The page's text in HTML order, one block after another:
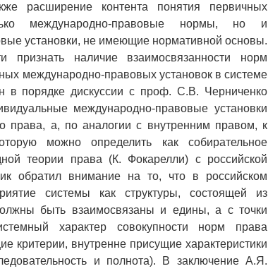
расширение контента понятия первичных
международно-правовые нормы, но и
установки, не имеющие нормативной основы.
признать наличие взаимосвязанности норм
международно-правовых установок в системе
в порядке дискуссии с проф. С.В. Черниченко
международно-правовые установки
права, а, по аналогии с внутренним правом, к
можно определить как собирательное
теории права (К. Фокарелли) с российской
обратил внимание на то, что в российском
системы как структуры, состоящей из
быть взаимосвязаны и едины, а с точки
характер совокупности норм права
критерии, внутренне присущие характеристики
и полнота). В заключение А.Я.